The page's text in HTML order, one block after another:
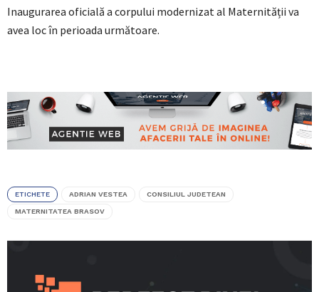
Inaugurarea oficială a corpului modernizat al Maternității va
avea loc în perioada următoare.
ETICHETE ADRIAN VESTEA CONSILIUL JUDETEAN
MATERNITATEA BRASOV